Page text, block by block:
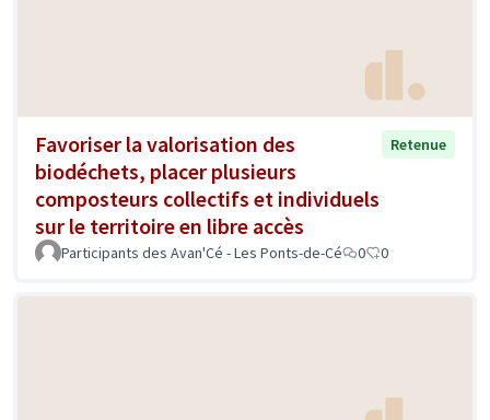
Favoriser la valorisation des
biodéchets, placer plusieurs
composteurs collectifs et individuels
sur le territoire en libre accès
Retenue
Participants des Avan'Cé - Les Ponts-de-Cé 0 0